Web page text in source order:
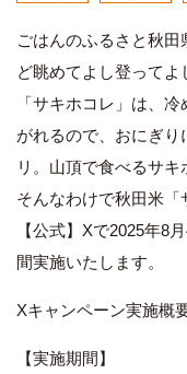
ごはんのふるさと秋
ど眺めてよし登って
「サキホコレ」は、
がれるので、おにぎり
リ。山頂で食べるサキ
そんなわけで秋田米
【公式】Xで2025年8
間実施いたします。
Xキャンペーン実施概
【実施期間】